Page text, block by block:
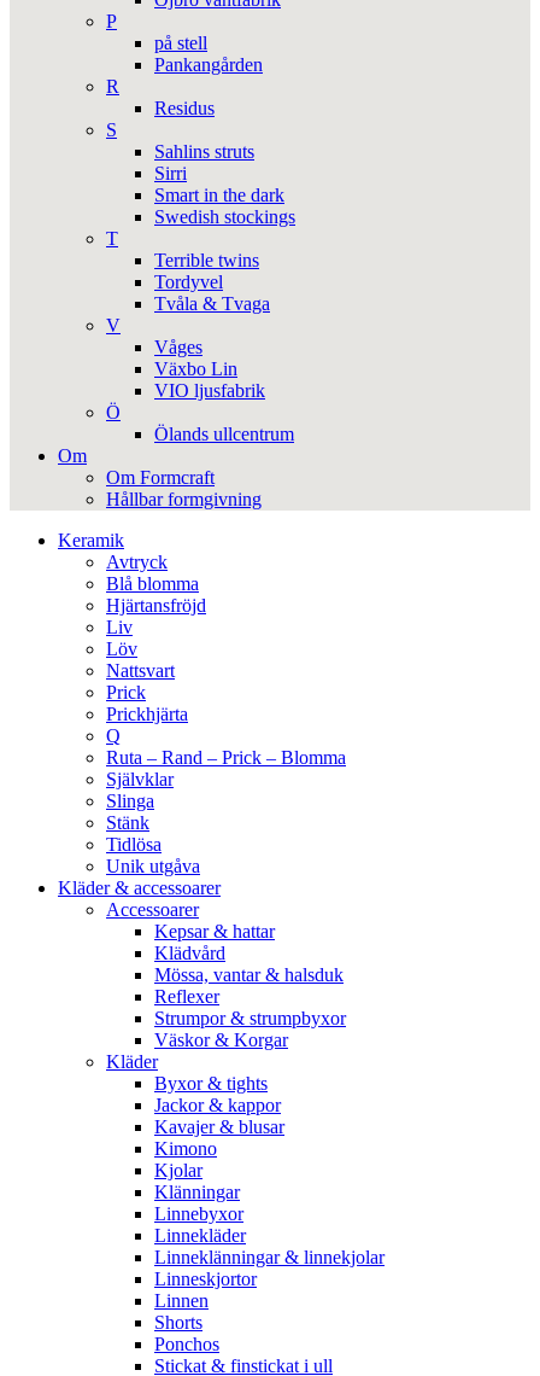
P
på stell
Pankangården
R
Residus
S
Sahlins struts
Sirri
Smart in the dark
Swedish stockings
T
Terrible twins
Tordyvel
Tvåla & Tvaga
V
Våges
Växbo Lin
VIO ljusfabrik
Ö
Ölands ullcentrum
Om
Om Formcraft
Hållbar formgivning
Keramik
Avtryck
Blå blomma
Hjärtansfröjd
Liv
Löv
Nattsvart
Prick
Prickhjärta
Q
Ruta – Rand – Prick – Blomma
Självklar
Slinga
Stänk
Tidlösa
Unik utgåva
Kläder & accessoarer
Accessoarer
Kepsar & hattar
Klädvård
Mössa, vantar & halsduk
Reflexer
Strumpor & strumpbyxor
Väskor & Korgar
Kläder
Byxor & tights
Jackor & kappor
Kavajer & blusar
Kimono
Kjolar
Klänningar
Linnebyxor
Linnekläder
Linneklänningar & linnekjolar
Linneskjortor
Linnen
Shorts
Ponchos
Stickat & finstickat i ull